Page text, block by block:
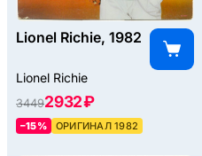
Lionel Richie, 1982
Lionel Richie
34492932 ₽
–15% ОРИГИНАЛ 1982